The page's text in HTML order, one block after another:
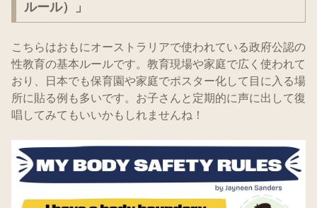
ルール）」
こちらはおもにオーストラリアで使われている政府公認の
性教育の基本ルールです。教育現場や家庭で広く使われて
おり、日本でも保育園や家庭でポスター化して目に入る場
所に貼る例も多いです。お子さんと定期的に声に出して復
唱してみてもいいかもしれませんね！